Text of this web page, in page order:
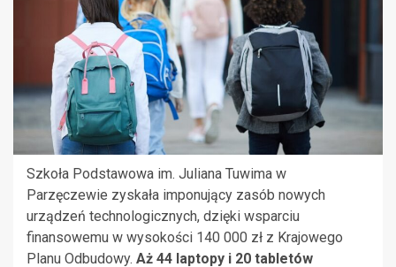
Szkoła Podstawowa im. Juliana Tuwima w
Parzęczewie zyskała imponujący zasób nowych
urządzeń technologicznych, dzięki wsparciu
finansowemu w wysokości 140 000 zł z Krajowego
Planu Odbudowy. Aż 44 laptopy i 20 tabletów